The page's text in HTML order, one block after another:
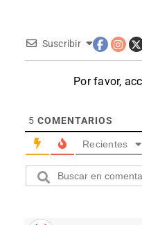
Suscribir
Por favor,
5 COMENTARIOS
Recientes